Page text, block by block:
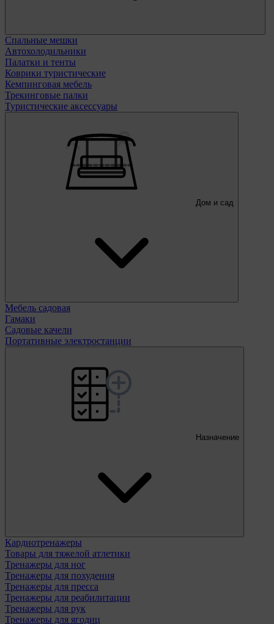
Спальные мешки
Автохолодильники
Палатки и тенты
Коврики туристические
Кемпинговая мебель
Трекинговые палки
Туристические аксессуары
Дом и сад
Мебель садовая
Гамаки
Садовые качели
Портативные электростанции
Назначение
Кардиотренажеры
Товары для тяжелой атлетики
Тренажеры для ног
Тренажеры для похудения
Тренажеры для пресса
Тренажеры для реабилитации
Тренажеры для рук
Тренажеры для ягодиц